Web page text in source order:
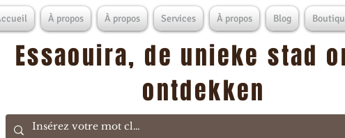
À propos À propos Services À propos Blog
Essaouira, de unieke stad
ontdekken